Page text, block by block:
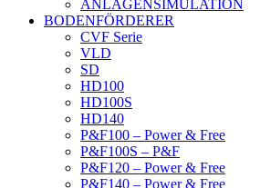
ANLAGENSIMULATION
BODENFÖRDERER
CVF Serie
VLD
SD
HD100
HD100S
HD140
P&F100 – Power & Free
P&F100S – P&F
P&F120 – Power & Free
P&F140 – Power & Free